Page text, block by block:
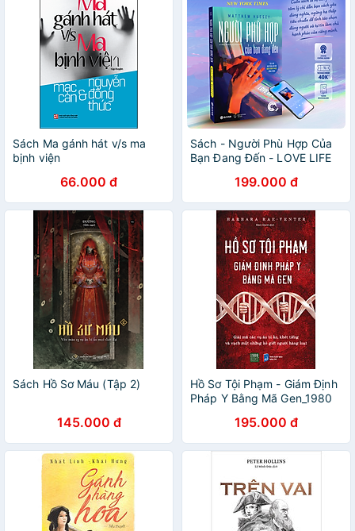
Sách Ma gánh hát v/s ma
bịnh viện
66.000 đ
Sách - Người Phù Hợp Của
Bạn Đang Đến - LOVE LIFE
199.000 đ
Sách Hồ Sơ Máu (Tập 2)
145.000 đ
Hồ Sơ Tội Phạm - Giám Định
Pháp Y Bằng Mã Gen_1980
195.000 đ